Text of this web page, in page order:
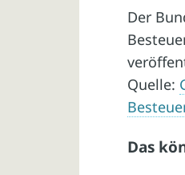
Der
Quelle:
Das